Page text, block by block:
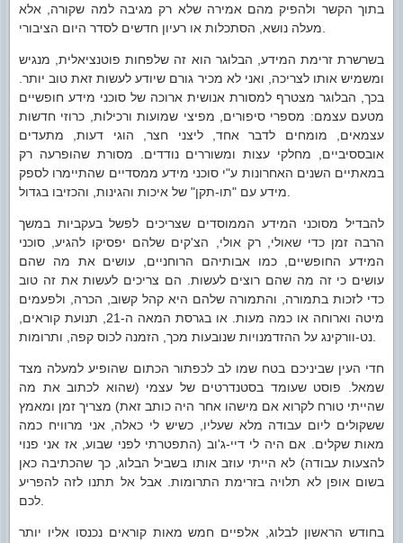
בתוך הקשר ולהפיק מהם אמירה שלא רק מגיבה למה שקורה, אלא
בשרשרת זרימת המידע, הבלוגר הוא זה שלפחות פוטנציאלית, מנגיש
ומשמיש אותו לצריכה, ואני לא מכיר גורם שיודע לעשות זאת טוב יותר.
בכך, הבלוגר מצטרף למסורת אנושית ארוכה של סוכני מידע חופשיים
מטעם עצמם: מספרי סיפורים, מפיצי שמועות ורכילות, כרוזי חדשות
עצמאים, מומחים לדבר אחד, ליצני חצר, הוגי דעות, מתעדים
אובססיביים, מחלקי עצות ומשוררים נודדים. מסורת שהופרעה רק
במאתיים השנים האחרונות ע"י סוכני מידע ממסדיים שהתיימרו לספק
להבדיל מסוכני המידע הממוסדים שצריכים לפשל בעקביות במשך
הרבה זמן כדי שאולי, רק אולי, הצ'קים שלהם יפסיקו להגיע, סוכני
המידע החופשיים, כמו אבותיהם הרוחניים, עושים את מה שהם
עושים כי זה מה שהם רוצים לעשות. הם צריכים לעשות את זה טוב
כדי לזכות בתמורה, והתמורה שלהם היא קהל קשוב, הכרה, ולפעמים
מיטה וארוחה או כמה מעות. או בגרסת המאה ה-21, תנועת קוראים,
חדי העין שביניכם בטח שמו לב לכפתור הכתום שהופיע למעלה מצד
שמאל. פוסט שעומד בסטנדרטים של עצמי (שהוא לכתוב את מה
שהייתי טורח לקרוא אם מישהו אחר היה כותב זאת) מצריך זמן ומאמץ
ששקולים ליום עבודה מלא שעליו, כשיש לי כאלה, אני מרוויח כמה
מאות שקלים. אם היה לי דיי-ג'וב (התפטרתי לפני שבוע, אז אני פנוי
להצעות עבודה) לא הייתי עוזב אותו בשביל הבלוג, כך שהכתיבה כאן
בשום אופן לא תלויה בזרימת התרומות. אבל אל תתנו לזה להפריע
בחודש הראשון לבלוג, אלפיים חמש מאות קוראים נכנסו אליו יותר